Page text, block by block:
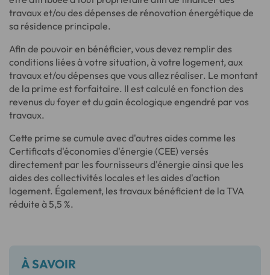
travaux et/ou des dépenses de rénovation énergétique de
sa résidence principale.
Afin de pouvoir en bénéficier, vous devez remplir des
conditions liées à votre situation, à votre logement, aux
travaux et/ou dépenses que vous allez réaliser. Le montant
de la prime est forfaitaire. Il est calculé en fonction des
revenus du foyer et du gain écologique engendré par vos
travaux.
Cette prime se cumule avec d'autres aides comme les
Certificats d'économies d'énergie (CEE) versés
directement par les fournisseurs d'énergie ainsi que les
aides des collectivités locales et les aides d'action
logement. Également, les travaux bénéficient de la TVA
réduite à 5,5 %.
À SAVOIR